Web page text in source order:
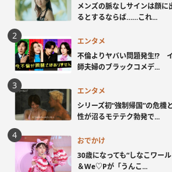
メンズの脈なしサインは顔
るとするならば……これ...
エンタメ
不倫よりヤバい問題発生!?
師夫婦のブラックコメデ...
エンタメ
シリーズ初“強制帰国”の危
性が沼るモテテク勃発で...
おでかけ
30歳になっても“しなこワー
＆We♡Pが「うんこ...